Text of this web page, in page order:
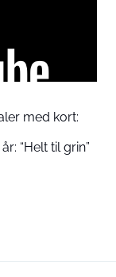
og andre
med kort:
“Helt til grin”